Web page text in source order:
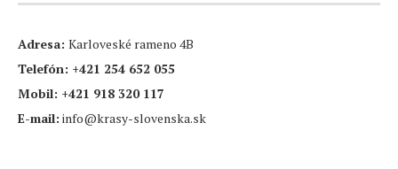
Adresa: Karloveské rameno 4B
Telefón: +421 254 652 055
Mobil: +421 918 320 117
E-mail: info@krasy-slovenska.sk